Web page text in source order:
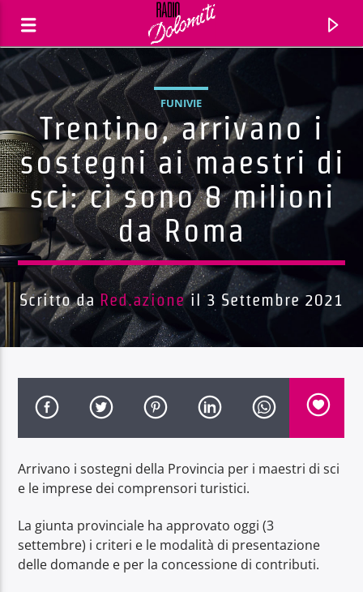
Traccia corrente
Titolo
Artista
Radio Dolomiti
FUNIVIE
Trentino, arrivano i
sostegni ai maestri di
sci: ci sono 8 milioni
da Roma
Scritto da Red.azioneil 3 Settembre 2021
Arrivano i sostegni della Provincia per i maestri di sci
e le imprese dei comprensori turistici.
La giunta provinciale ha approvato oggi (3
settembre) i criteri e le modalità di presentazione
delle domande e per la concessione di contributi.